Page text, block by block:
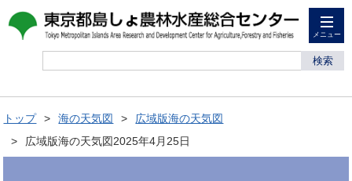
メニュー
検索
トップ 海の天気図
広域版海の天気図
広域版海の天気図2025年4月25日